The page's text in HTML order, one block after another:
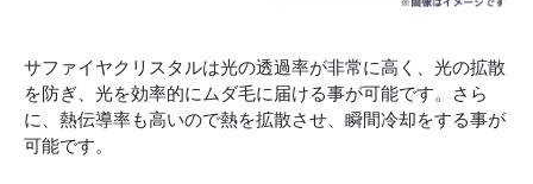
サファイヤクリスタルは光の透過率が非常に高く、光の拡散
を防ぎ、光を効率的にムダ毛に届ける事が可能です。さら
に、熱伝導率も高いので熱を拡散させ、瞬間冷却をする事が
可能です。